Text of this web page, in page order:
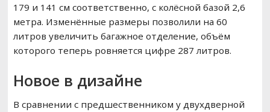
179 и 141 см соответственно, с колёсной базой 2,6
метра. Изменённые размеры позволили на 60
литров увеличить багажное отделение, объём
которого теперь ровняется цифре 287 литров.
Новое в дизайне
В сравнении с предшественником у двухдверной